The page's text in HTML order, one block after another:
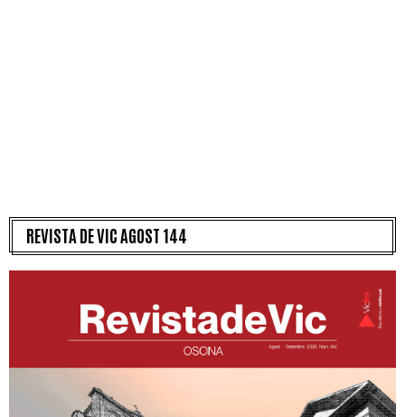
REVISTA DE VIC AGOST 144